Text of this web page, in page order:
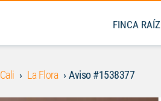
FINCA RAÍZ
Cali La Flora Aviso #1538377